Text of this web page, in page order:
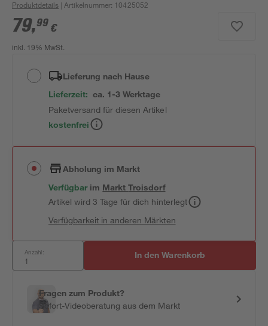
Produktdetails | Artikelnummer: 10425052
79,99 €
inkl. 19% MwSt.
Lieferung nach Hause
Lieferzeit: ca. 1-3 Werktage
Paketversand für diesen Artikel
kostenfrei
Abholung im Markt
Verfügbar im MarktTroisdorf
Artikel wird 3 Tage für dich hinterlegt
Verfügbarkeit in anderen Märkten
Anzahl: In den Warenkorb
Fragen zum Produkt?
Sofort-Videoberatung aus dem Markt